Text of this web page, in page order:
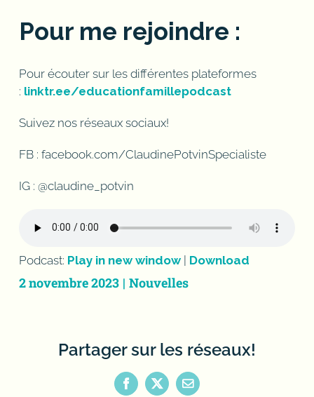
Pour me rejoindre :
Pour écouter sur les différentes plateformes
: linktr.ee/educationfamillepodcast
Suivez nos réseaux sociaux!
FB : facebook.com/ClaudinePotvinSpecialiste
IG : @claudine_potvin
Podcast: Play in new window| Download
2 novembre 2023 | Nouvelles
Partager sur les réseaux!
Facebook
X Email